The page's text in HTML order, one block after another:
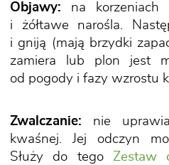
Objawy: na korzeniach
i żółtawe narośla.
i gniją (mają brzydki
zamiera lub plon jest
od pogody i fazy wzrostu
Zwalczanie: nie
kwaśnej. Jej odczyn
Służy do tego Zestaw